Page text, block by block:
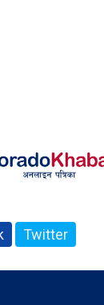
Twitter